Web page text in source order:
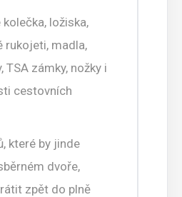
ložiska,
rukojeti, madla,
TSA zámky, nožky i
cestovních
které by jinde
dvoře,
zpět do plně